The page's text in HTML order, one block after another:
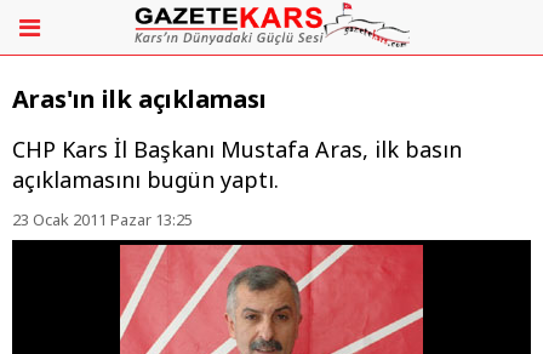
Aras'ın ilk açıklaması
CHP Kars İl Başkanı Mustafa Aras, ilk basın
açıklamasını bugün yaptı.
23 Ocak 2011 Pazar 13:25